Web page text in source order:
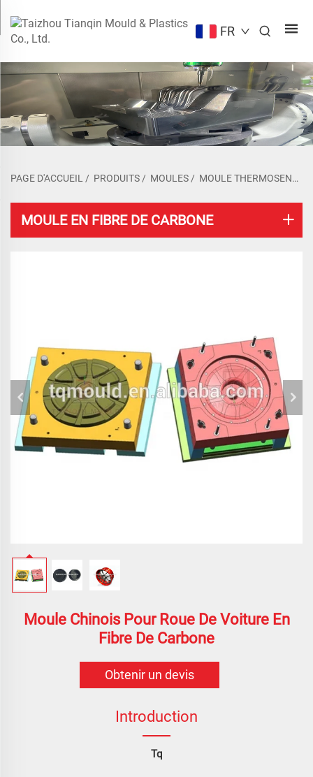
FR
PAGE D'ACCUEIL / PRODUITS / MOULES / MOULE THERMOSENSIBLE
MOULE EN FIBRE DE CARBONE
Moule Chinois Pour Roue De Voiture En
Fibre De Carbone
Obtenir un devis
Introduction
Tq